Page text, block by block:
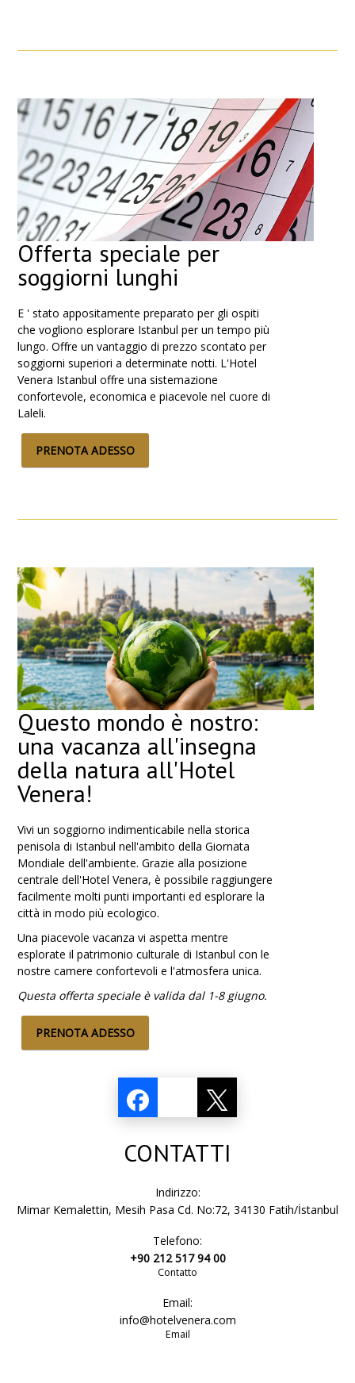
Offerta speciale per
soggiorni lunghi
E ' stato appositamente preparato per gli ospiti
che vogliono esplorare Istanbul per un tempo più
lungo. Offre un vantaggio di prezzo scontato per
soggiorni superiori a determinate notti. L'Hotel
Venera Istanbul offre una sistemazione
confortevole, economica e piacevole nel cuore di
Laleli.
PRENOTA ADESSO
Questo mondo è nostro:
una vacanza all'insegna
della natura all'Hotel
Venera!
Vivi un soggiorno indimenticabile nella storica
penisola di Istanbul nell'ambito della Giornata
Mondiale dell'ambiente. Grazie alla posizione
centrale dell'Hotel Venera, è possibile raggiungere
facilmente molti punti importanti ed esplorare la
città in modo più ecologico.
Una piacevole vacanza vi aspetta mentre
esplorate il patrimonio culturale di Istanbul con le
nostre camere confortevoli e l'atmosfera unica.
Questa offerta speciale è valida dal 1-8 giugno.
PRENOTA ADESSO
CONTATTI
Indirizzo:
Mimar Kemalettin, Mesih Pasa Cd. No:72, 34130 Fatih/İstanbul
Telefono:
+90 212 517 94 00
Contatto
Email:
info@hotelvenera.com
Email